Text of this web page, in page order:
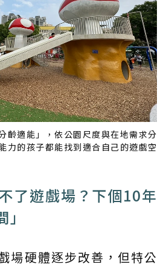
齡適能」，依公園尺度與在地需求分
力的孩子都能找到適合自己的遊戲空
了遊戲場？下個10年
場硬體逐步改善，但特公